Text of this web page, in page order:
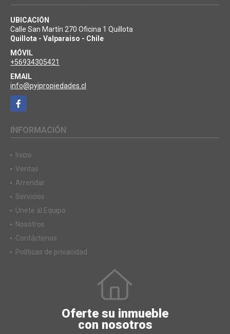
UBICACIÓN
Calle San Martín 270 Oficina 1 Quillota
Quillota - Valparaiso - Chile
MÓVIL
+56934305421
EMAIL
info@pyjpropiedades.cl
Facebook
INFORMACIÓN
Inicio
Ventas
Arrendar
Servicios
Unete al Equipo
Nosotros
Contáctenos
Políticas de privacidad
Oferte su inmueble
con nosotros